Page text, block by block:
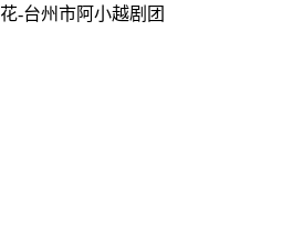
-台州市阿小越剧团